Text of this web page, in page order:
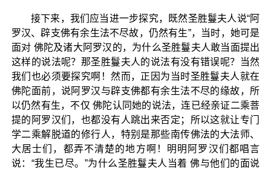
接下来，我们应当进一步探究，既然圣胜鬘夫人说“阿
罗汉、辟支佛有余生法不尽故，仍然有生”，当时，她可是
面对 佛陀及诸大阿罗汉的，为什么圣胜鬘夫人敢当面提出
这样的说法呢？那圣胜鬘夫人的说法有没有错误呢？当然
我们也必须要探究啊！然而，正因为当时圣胜鬘夫人就在
佛陀面前，说阿罗汉与辟支佛都有余生法不尽的缘故，所
以仍然有生，不仅 佛陀认同她的说法，连已经亲证二乘菩
提的阿罗汉们，也都没有人跳出来否定；所以这就让专门
学二乘解脱道的修行人，特别是那些南传佛法的大法师、
大居士们，都弄不清楚的地方啊！明明阿罗汉们都唱言
说：“我生已尽。”为什么圣胜鬘夫人当着 佛与他们的面说